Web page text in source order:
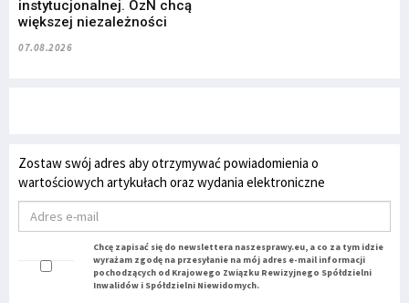
instytucjonalnej. OzN chcą
większej niezależności
07.08.2026
Zostaw swój adres aby otrzymywać powiadomienia o
wartościowych artykułach oraz wydania elektroniczne
Chcę zapisać się do newslettera naszesprawy.eu, a co za tym idzie
wyrażam zgodę na przesyłanie na mój adres e-mail informacji
pochodzących od Krajowego Związku Rewizyjnego Spółdzielni
Inwalidów i Spółdzielni Niewidomych.